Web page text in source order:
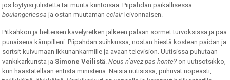
jos löytyisi julistetta tai muuta kiintoisaa. Piipahdan paikallisessa
boulangeriessa ja ostan muutamaneclair-leivonnaisen.
Pitkähkön ja helteisen kävelyretken jälkeen palaan sormet turvoksissa ja pää
punaisena kämpilleni. Piipahdan suihkussa, nostan hiestä kostean paidan ja
sortsit kuivumaan ikkunankarmille ja avaan television. Uutisissa puhutaan
vankikarkurista ja Simone Veilistä.Nous n’avez pas honte? on uutisotsikko,
kun haastatellaan entistä ministeriä. Naisia uutisissa, puhuvat nopeasti,